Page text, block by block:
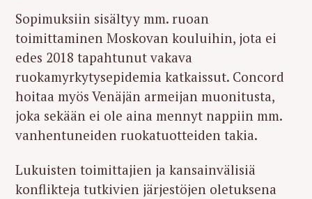
Sopimuksiin sisältyy mm. ruoan
toimittaminen Moskovan kouluihin, jota ei
edes 2018 tapahtunut vakava
ruokamyrkytysepidemia katkaissut. Concord
hoitaa myös Venäjän armeijan muonitusta,
joka sekään ei ole aina mennyt nappiin mm.
vanhentuneiden ruokatuotteiden takia.
Lukuisten toimittajien ja kansainvälisiä
konflikteja tutkivien järjestöjen oletuksena